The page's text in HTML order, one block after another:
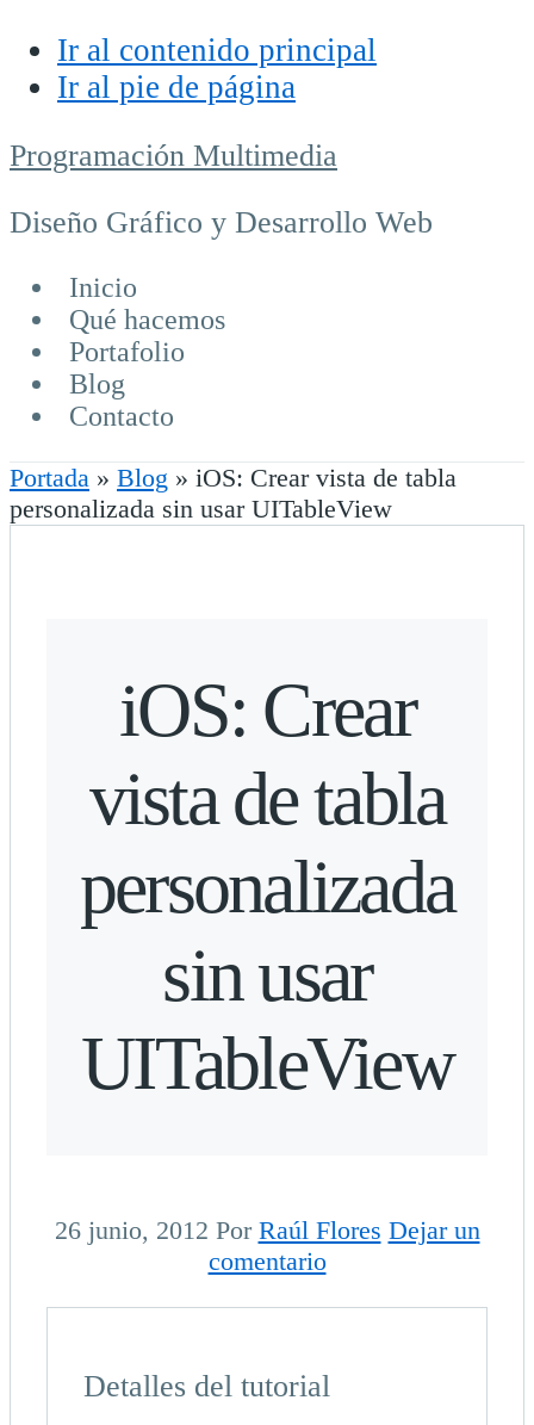
Ir al contenido principal
Ir al pie de página
Programación Multimedia
Diseño Gráfico y Desarrollo Web
Inicio
Qué hacemos
Portafolio
Blog
Contacto
Portada » Blog » iOS: Crear vista de tabla
personalizada sin usar UITableView
iOS: Crear
vista de tabla
personalizada
sin usar
UITableView
26 junio, 2012 Por Raúl Flores Dejar un
comentario
Detalles del tutorial